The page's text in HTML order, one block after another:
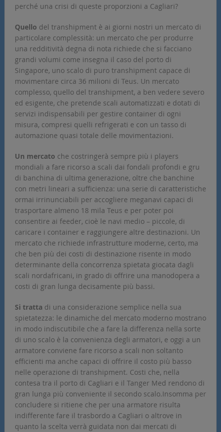
perché una crisi di queste proporzioni a Cagliari?
Quello del transhipment è ai giorni nostri un mercato di
particolare complessità: un mercato che per produrre
una redditività degna di nota richiede che si facciano
grandi volumi come insegna il caso del porto di
Singapore, uno scalo di puro transhipment capace di
movimentare circa 36 milioni di Teus. Un mercato
complesso, quello del transhipment, a ben vedere severo
ed esigente, che pretende scali automatizzati e dotati di
servizi indispensabili per gestire container di ogni
misura, compresi quelli refrigerati e con un tasso di
automazione quasi totale delle movimentazioni.
Un mercato che costringerà sempre più i players
mondiali a fare ricorso a scali dai fondali profondi e gru
di banchina di ultima generazione, oltre che banchine
con metri lineari a sufficienza: una serie di caratteristiche
ormai irrinunciabili per accogliere meganavi capaci di
trasportare almeno 18 mila Teus e per poter poi
consentire ai feeder, cioè le navi medio – piccole, di
caricare i container e raggiungere altre destinazioni. Un
mercato che richiede infrastrutture moderne, certo, ma
che ben più dei costi di destinazione risente in modo
determinante della concorrenza spietata giocata dagli
scali nordafricani, in grado di offrire una manodopera a
costi di gran lunga decisamente più bassi.
Si tratta di una considerazione semplice nella sua
spietatezza: le dinamiche del mercato moderno mostrano
in modo indiscutibile che a fare la differenza nella sorte
di uno scalo è la convenienza degli armatori, e oggi a un
armatore conviene fare ricorso a scali non soltanto
efficienti ma anche capaci di offrire il costo più basso
nelle operazione di transhipment. Costi che, nella
contesa tra il porto di Cagliari e il Tanger Med rendono di
gran lunga più conveniente il secondo scalo.Insomma per
concludere si ritiene che per una armatore risulta
indifferente fare il trasbordo a Cagliari o altrove in
quanto la scelta verrà guidata non dai mercati di